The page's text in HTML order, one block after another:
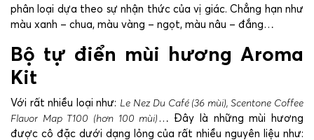
phân loại dựa theo sự nhận thức của vị giác. Chẳng hạn như
màu xanh – chua, màu vàng – ngọt, màu nâu – đắng…
Bộ tự điển mùi hương Aroma
Kit
Với rất nhiều loại như: Le Nez Du Café (36 mùi), Scentone Coffee
Flavor Map T100 (hơn 100 mùi) … Đây là những mùi hương
được cô đặc dưới dạng lỏng của rất nhiều nguyên liệu như: